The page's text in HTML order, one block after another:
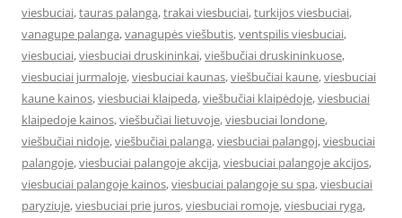
viesbuciai,tauras palanga,trakai viesbuciai,turkijos viesbuciai,
vanagupe palanga,vanagupės viešbutis,ventspilis viesbuciai,
viesbuciai,viesbuciai druskininkai,viešbučiai druskininkuose,
viesbuciai jurmaloje,viesbuciai kaunas,viešbučiai kaune,viesbuciai
kaune kainos,viesbuciai klaipeda,viešbučiai klaipėdoje,viesbuciai
klaipedoje kainos,viešbučiai lietuvoje,viesbuciai londone,
viešbučiai nidoje,viešbučiai palanga,viesbuciai palangoj,viesbuciai
palangoje,viesbuciai palangoje akcija,viesbuciai palangoje akcijos,
viesbuciai palangoje kainos,viesbuciai palangoje su spa,viesbuciai
paryziuje,viesbuciai prie juros,viesbuciai romoje,viesbuciai ryga,